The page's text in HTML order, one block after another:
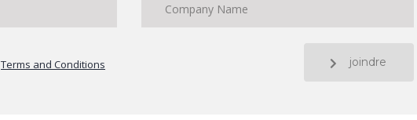
Terms and Conditions joindre